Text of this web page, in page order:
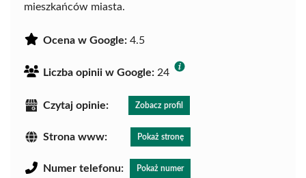
mieszkańców miasta.
Ocena w Google: 4.5
Liczba opinii w Google: 24
Czytaj opinie: Zobacz profil
Strona www: Pokaż stronę
Numer telefonu: Pokaż numer